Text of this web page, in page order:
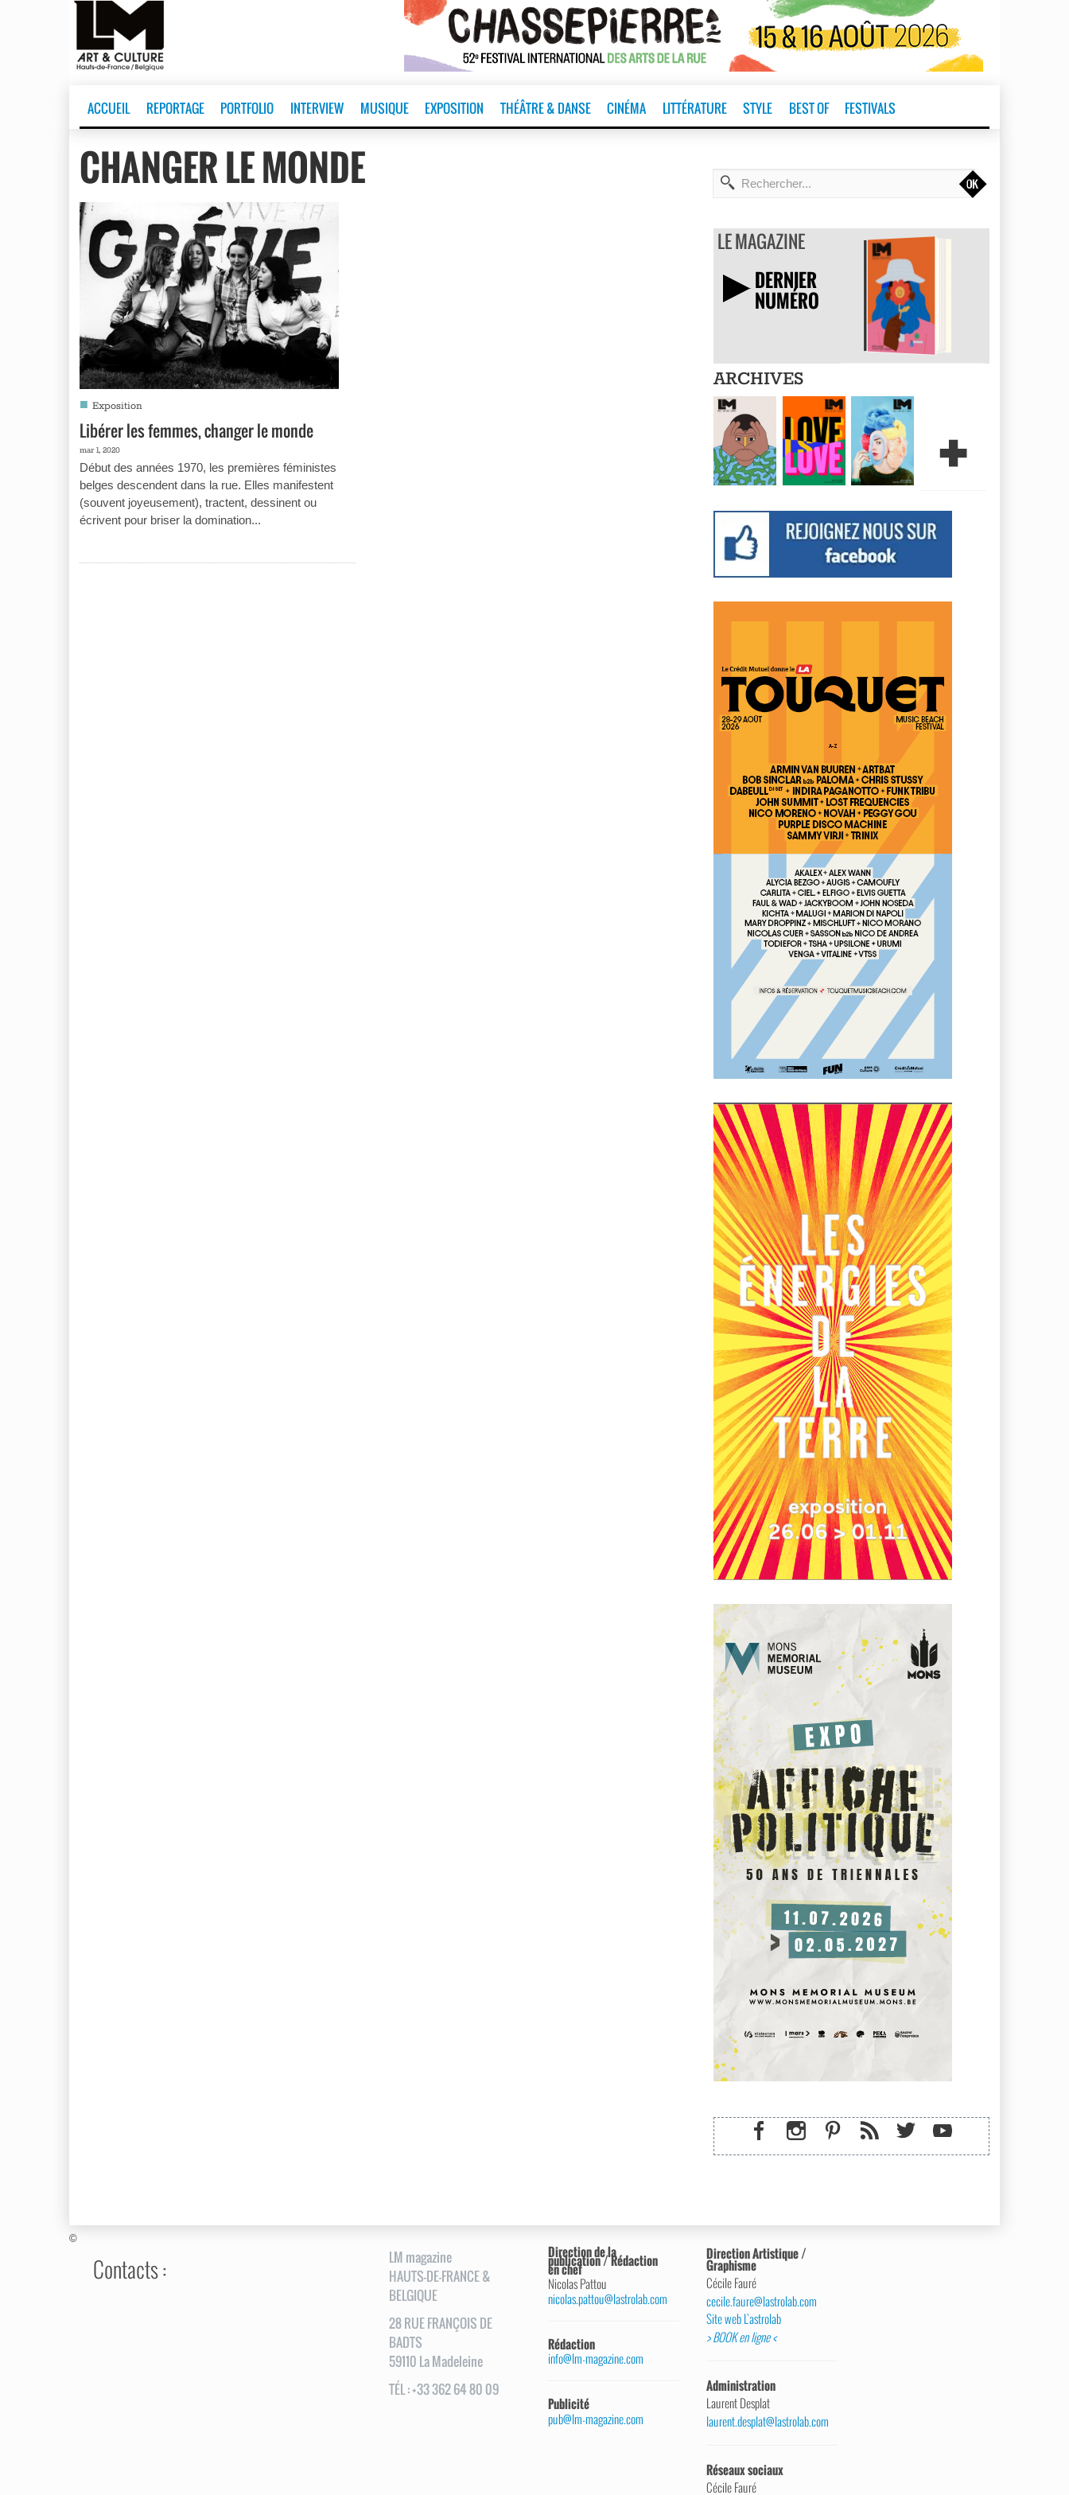
ACCUEIL REPORTAGE PORTFOLIO INTERVIEW MUSIQUE EXPOSITION THÉÂTRE & DANSE CINÉMA LITTÉRATURE STYLE BEST OF FESTIVALS
CHANGER LE MONDE
■ Exposition
Libérer les femmes, changer le monde
mar 1, 2020
Début des années 1970, les premières féministes
belges descendent dans la rue. Elles manifestent
(souvent joyeusement), tractent, dessinent ou
écrivent pour briser la domination...
t
LE MAGAZINE
DERNIER
NUMÉRO TÉLÉCHARGER
ARCHIVES +
©
Contacts :
LM magazine
HAUTS-DE-FRANCE &
BELGIQUE
28RUEFRANÇOIS DE
BADTS
59110 La Madeleine
TÉL:+33 362 64 80 09
Direction de la
publication / Rédaction
en chef
Nicolas Pattou
nicolas.pattou@lastrolab.com
Rédaction
info@lm-magazine.com
Publicité
pub@lm-magazine.com
Direction Artistique /
Graphisme
Cécile Fauré
cecile.faure@lastrolab.com
Site web L’astrolab
> BOOK en ligne <
Administration
Laurent Desplat
laurent.desplat@lastrolab.com
Réseaux sociaux
Cécile Fauré